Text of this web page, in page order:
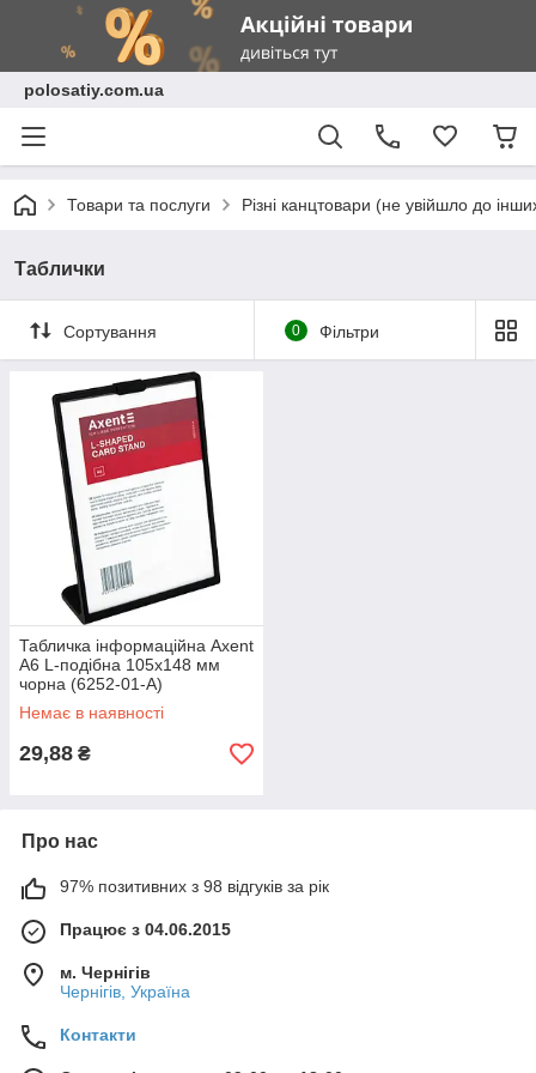
polosatiy.com.ua
Товари та послуги Різні канцтовари (не увійшло до
Таблички
Сортування 0 Фільтри
Табличка інформаційна Axent
А6 L-подібна 105х148 мм
чорна (6252-01-A)
Немає в наявності
29,88 ₴
Про нас
97% позитивних з 98 відгуків за рік
Працює з 04.06.2015
м. Чернігів
Чернігів, Україна
Контакти